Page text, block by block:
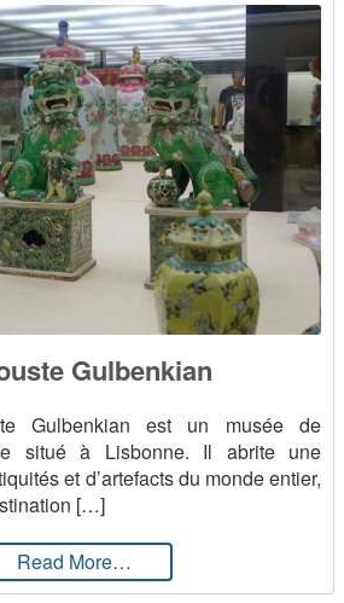
Gulbenkian
Gulbenkian est un musée de
situé à Lisbonne. Il abrite une
et d’artefacts du monde entier,
[…]
Read More…from Le musée